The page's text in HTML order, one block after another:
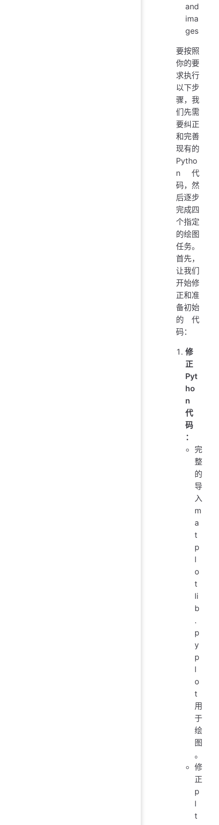
and
ima
ges
要按照
你的要
求执行
以下步
骤，我
们先需
要纠正
和完善
现有的
Pytho
n 代
码，然
后逐步
完成四
个指定
的绘图
任务。
首先，
让我们
开始修
正和准
备初始
的代
码：
修
正
Pyt
ho
n
代
码
：
完
整
的
导
入
m
a
t
p
l
o
t
li
b
.
p
y
p
l
o
t
用
于
绘
图
。
修
正
p
l
t